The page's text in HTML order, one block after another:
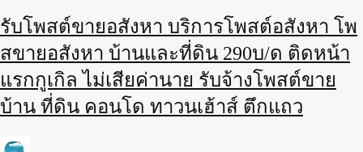
รับโพสต์ขายอสังหา บริการโพสต์อสังหา โพ
สขายอสังหา บ้านและที่ดิน 290บ/ด ติดหน้า
แรกกูเกิล ไม่เสียค่านาย รับจ้างโพสต์ขาย
บ้าน ที่ดิน คอนโด ทาวนเฮ้าส์ ตึกแถว